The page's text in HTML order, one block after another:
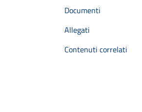
Documenti
Allegati
Contenuti correlati